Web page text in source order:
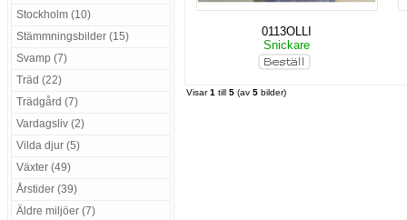
Stockholm (10)
Stämmningsbilder (15)
Svamp (7)
Träd (22)
Trädgård (7)
Vardagsliv (2)
Vilda djur (5)
Växter (49)
Årstider (39)
Äldre miljöer (7)
0113OLLI
Snickare
Visar1 till 5 (av 5 bilder)